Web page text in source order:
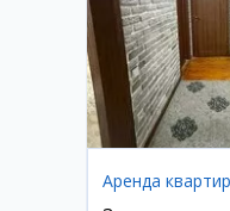
Аренда квартир